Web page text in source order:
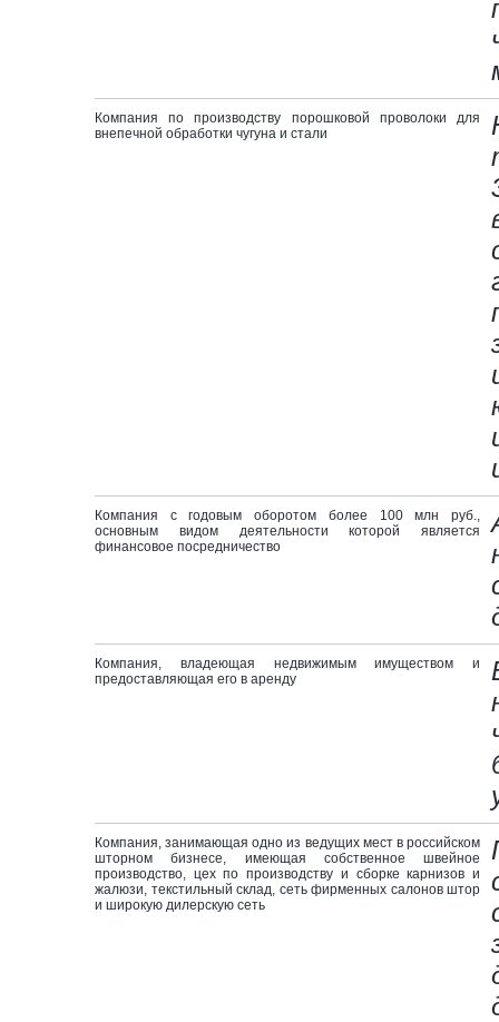
Компания по производству порошковой проволоки для
внепечной обработки чугуна и стали
Компания с годовым оборотом более 100 млн руб.,
основным видом деятельности которой является
финансовое посредничество
Компания, владеющая недвижимым имуществом и
предоставляющая его в аренду
Компания, занимающая одно из ведущих мест в российском
шторном бизнесе, имеющая собственное швейное
производство, цех по производству и сборке карнизов и
жалюзи, текстильный склад, сеть фирменных салонов штор
и широкую дилерскую сеть